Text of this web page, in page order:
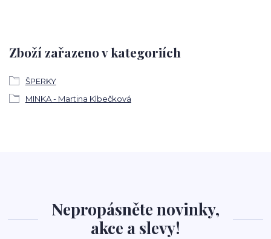
Zboží zařazeno v kategoriích
ŠPERKY
MINKA - Martina Klbečková
Nepropásněte novinky,
akce a slevy!